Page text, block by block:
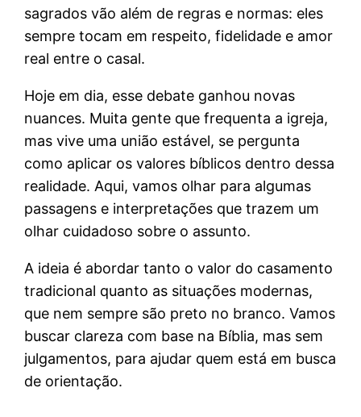
sagrados vão além de regras e normas: eles
sempre tocam em respeito, fidelidade e amor
real entre o casal.
Hoje em dia, esse debate ganhou novas
nuances. Muita gente que frequenta a igreja,
mas vive uma união estável, se pergunta
como aplicar os valores bíblicos dentro dessa
realidade. Aqui, vamos olhar para algumas
passagens e interpretações que trazem um
olhar cuidadoso sobre o assunto.
A ideia é abordar tanto o valor do casamento
tradicional quanto as situações modernas,
que nem sempre são preto no branco. Vamos
buscar clareza com base na Bíblia, mas sem
julgamentos, para ajudar quem está em busca
de orientação.